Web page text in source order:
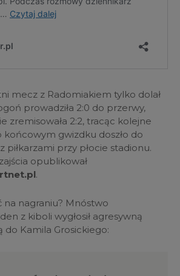
mecz z Radomiakiem tylko dolał
prowadziła 2:0 do przerwy,
zremisowała 2:2, tracąc kolejne
końcowym gwizdku doszło do
piłkarzami przy płocie stadionu.
opublikował
.
na nagraniu? Mnóstwo
z kiboli wygłosił agresywną
do Kamila Grosickiego: